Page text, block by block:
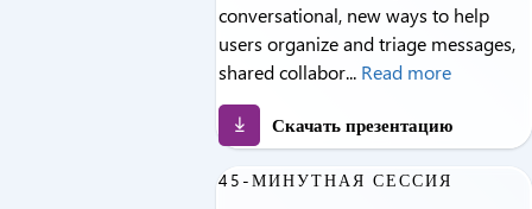
conversational, new ways to help
users organize and triage messages,
shared collabor... Read more
Скачать презентацию
45-МИНУТНАЯ СЕССИЯ